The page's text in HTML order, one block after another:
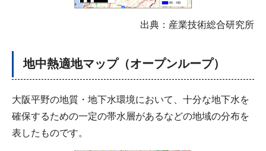
出典：産業技術総合研究所
地中熱適地マップ（オープンループ）
大阪平野の地質・地下水環境において、十分な地下水を
確保するための一定の帯水層があるなどの地域の分布を
表したものです。